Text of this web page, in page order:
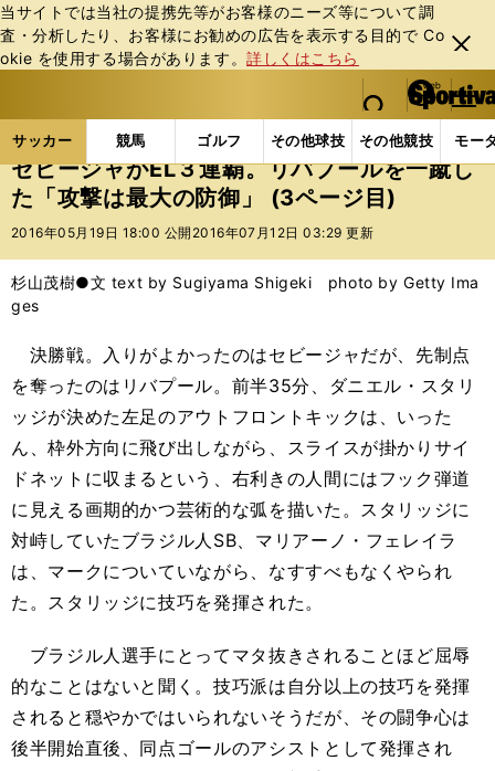
当サイトでは当社の提携先等がお客様のニーズ等について調
査・分析したり、お客様にお勧めの広告を表⽰する⽬的で Co
okie を使⽤する場合があります。詳しくはこちら
閉じ
る
web Sportiva (webスポルティーバ)
検索
マイペ
ー
ジ
メニュ
サッカー 競馬 ゴルフ その他球技 その他競技 モー
ス
ポ
ル
バ
サッカーの記事一覧 海外サッカー 海外サッカー
セビージャがEL３連覇。リバプールを一蹴し
た「攻撃は最大の防御」 (3ページ目)
2016年05月19日 18:00 公開 2016年07月12日 03:29 更新
杉山茂樹●文 text by Sugiyama Shigeki photo by Getty Ima
ges
決勝戦。入りがよかったのはセビージャだが、先制点
を奪ったのはリバプール。前半35分、ダニエル・スタリ
ッジが決めた左足のアウトフロントキックは、いった
ん、枠外方向に飛び出しながら、スライスが掛かりサイ
ドネットに収まるという、右利きの人間にはフック弾道
に見える画期的かつ芸術的な弧を描いた。スタリッジに
対峙していたブラジル人SB、マリアーノ・フェレイラ
は、マークについていながら、なすすべもなくやられ
た。スタリッジに技巧を発揮された。
ブラジル人選手にとってマタ抜きされることほど屈辱
的なことはないと聞く。技巧派は自分以上の技巧を発揮
されると穏やかではいられないそうだが、その闘争心は
後半開始直後、同点ゴールのアシストとして発揮され